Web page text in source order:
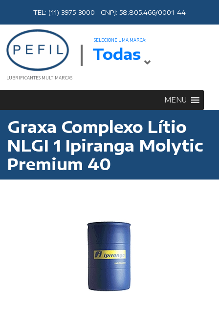
TEL: (11) 3975-3000 CNPJ: 58.805.466/0001-44
LUBRIFICANTES MULTIMARCAS
SELECIONE UMA MARCA:
Todas
MENU
Graxa Complexo Lítio
NLGI 1 Ipiranga Molytic
Premium 40